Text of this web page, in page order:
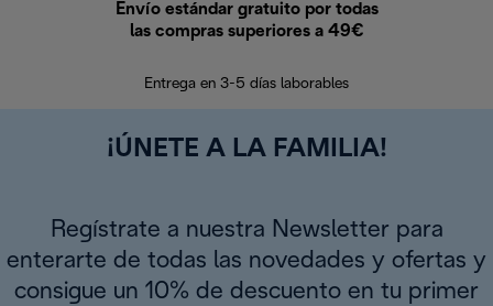
Envío estándar gratuito por todas
las compras superiores a 49€
Entrega en 3-5 días laborables
¡ÚNETE A LA FAMILIA!
Regístrate a nuestra Newsletter para
enterarte de todas las novedades y ofertas y
consigue un 10% de descuento en tu primer